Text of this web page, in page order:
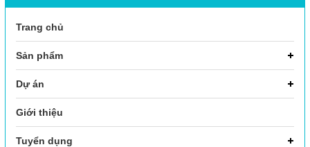
Trang chủ
Sản phẩm
Dự án
Giới thiệu
Tuyển dụng